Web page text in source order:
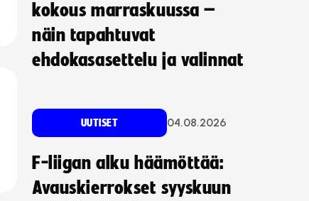
kokous marraskuussa –
näin tapahtuvat
ehdokasasettelu ja valinnat
UUTISET 04.08.2026
F-liigan alku häämöttää:
Avauskierrokset syyskuun